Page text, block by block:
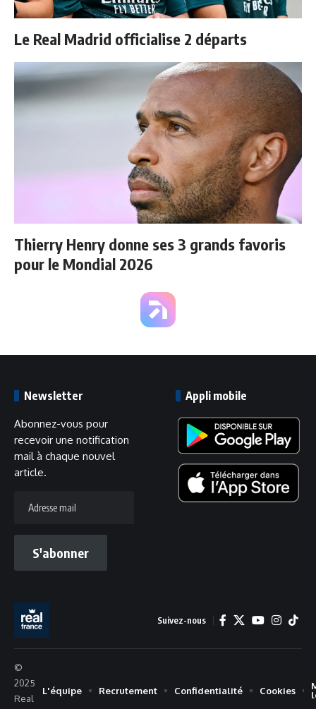
Le Real Madrid officialise 2 départs
Thierry Henry donne ses 3 grands favoris
pour le Mondial 2026
Newsletter
Abonnez-vous pour
recevoir une notification
mail à chaque nouvel
article.
mail
S'abonner
Appli mobile
Suivez-nous
©
2025
Real
L'équipe Recrutement Confidentialité Cookies